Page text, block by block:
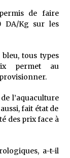
de faire
DA/Kg sur les
tous types
permet au
l’aquaculture
fait état de
des prix face à
a-t-il